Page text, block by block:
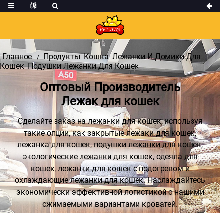
Главное Продукты Кошка Лежанки И Домики Для
Кошек Подушки Лежанки Для Кошек
Оптовый Производитель
Лежак для кошек
Сделайте заказ на лежанки для кошек, используя
такие опции, как закрытые лежаки для кошек,
лежанка для кошек, подушки лежанки для кошек,
экологические лежанки для кошек, одеяла для
кошек, лежанки для кошек с подогревом и
охлаждающие лежанки для кошек. Наслаждайтесь
экономически эффективной логистикой с нашими
сжимаемыми вариантами кроватей.